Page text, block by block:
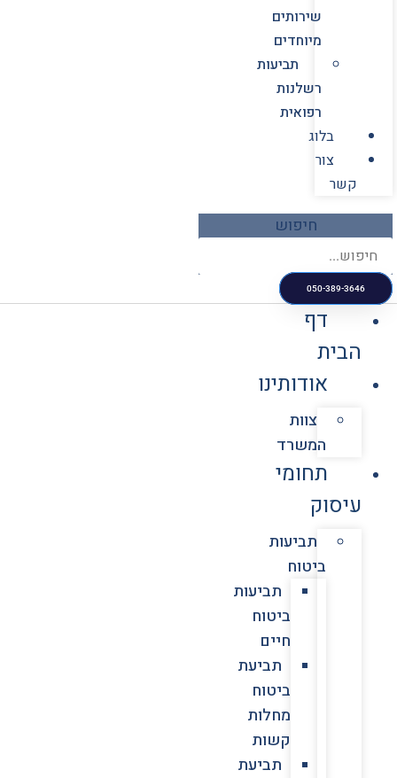
שירותים
מיוחדים
תביעות
רשלנות
רפואית
בלוג
צור
קשר
חיפוש
050-389-3646
דף
הבית
אודותינו
צוות
המשרד
תחומי
עיסוק
תביעות
ביטוח
תביעות
ביטוח
חיים
תביעת
ביטוח
מחלות
קשות
תביעת